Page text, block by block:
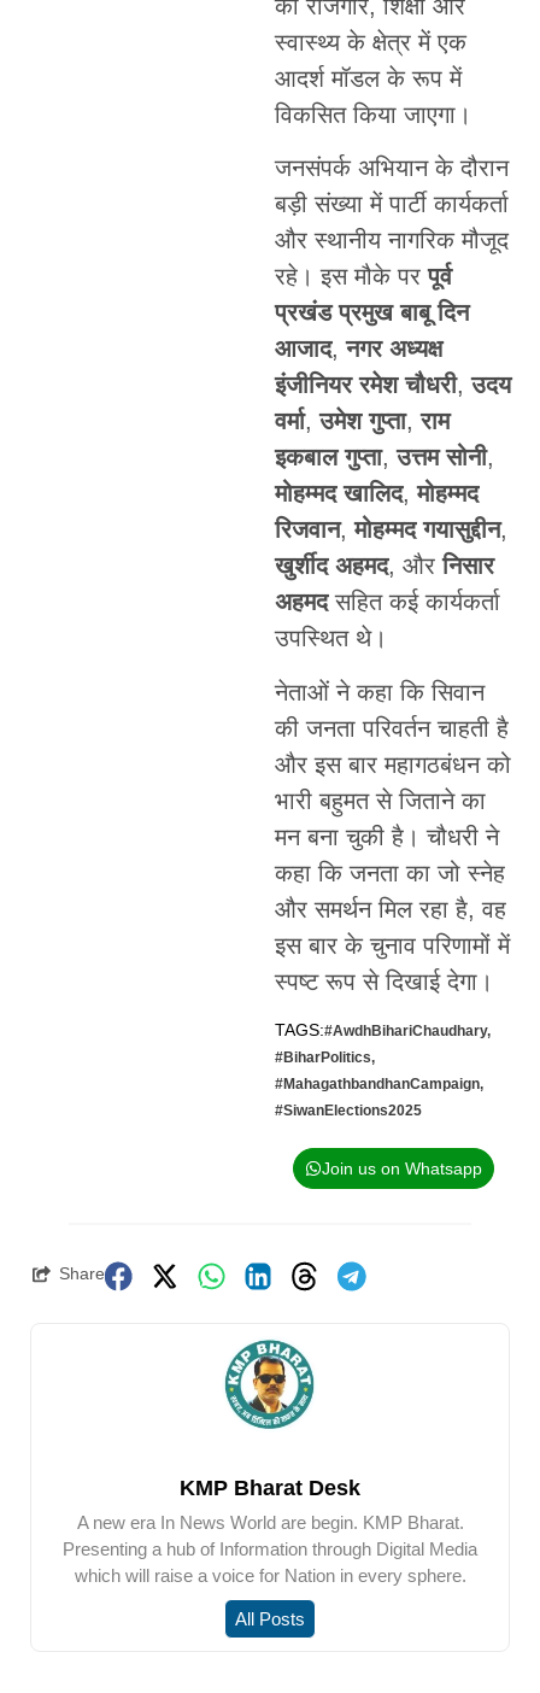
को रोजगार, शिक्षा और
स्वास्थ्य के क्षेत्र में एक
आदर्श मॉडल के रूप में
विकसित किया जाएगा।
जनसंपर्क अभियान के दौरान
बड़ी संख्या में पार्टी कार्यकर्ता
और स्थानीय नागरिक मौजूद
रहे। इस मौके परपूर्व
प्रखंड प्रमुख बाबू दिन
आजाद,नगर अध्यक्ष
इंजीनियर रमेश चौधरी,उदय
वर्मा,उमेश गुप्ता,राम
इकबाल गुप्ता,उत्तम सोनी,
मोहम्मद खालिद,मोहम्मद
रिजवान,मोहम्मद गयासुद्दीन,
खुर्शीद अहमद, औरनिसार
अहमदसहित कई कार्यकर्ता
उपस्थित थे।
नेताओं ने कहा कि सिवान
की जनता परिवर्तन चाहती है
और इस बार महागठबंधन को
भारी बहुमत से जिताने का
मन बना चुकी है। चौधरी ने
कहा कि जनता का जो स्नेह
और समर्थन मिल रहा है, वह
इस बार के चुनाव परिणामों में
स्पष्ट रूप से दिखाई देगा।
TAGS:#AwdhBihariChaudhary,
#BiharPolitics,
#MahagathbandhanCampaign,
#SiwanElections2025
Join us on Whatsapp
Share
KMP Bharat Desk
A new era In News World are begin. KMP Bharat.
Presenting a hub of Information through Digital Media
which will raise a voice for Nation in every sphere.
All Posts